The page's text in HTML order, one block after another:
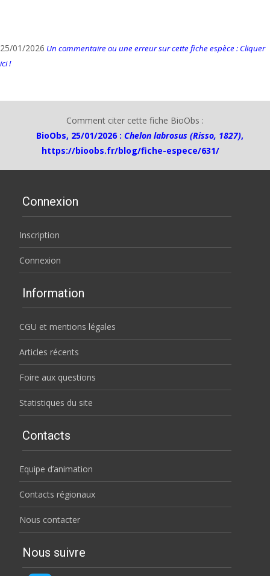
25/01/2026 Un commentaire ou une erreur sur cette fiche espèce : Cliquer
ici !
Comment citer cette fiche BioObs :
BioObs, 25/01/2026 : Chelon labrosus (Risso, 1827),
https://bioobs.fr/blog/fiche-espece/631/
Connexion
Inscription
Connexion
Information
CGU et mentions légales
Articles récents
Foire aux questions
Statistiques du site
Contacts
Equipe d’animation
Contacts régionaux
Nous contacter
Nous suivre